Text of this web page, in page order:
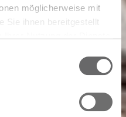
möglicherweise mit
Sie ihnen bereitgestellt